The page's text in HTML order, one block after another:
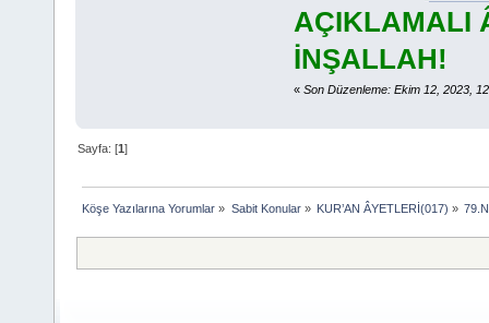
AÇIKLAMALI
İNŞALLAH!
« Son Düzenleme: Ekim 12, 2023,
Sayfa: [1]
Köşe Yazılarına Yorumlar » Sabit Konular» KUR’AN ÂYETLERİ(017) »